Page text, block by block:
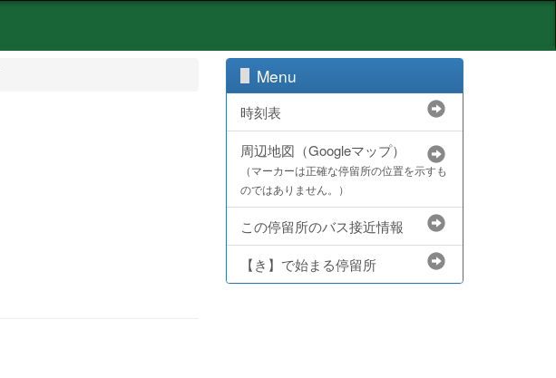
Menu
時刻表
周辺地図（Googleマップ）
（マーカーは正確な停留所の位置を示すも
のではありません。）
この停留所のバス接近情報
【き】で始まる停留所